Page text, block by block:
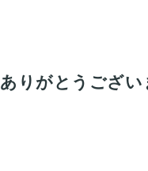
ありがとうござい